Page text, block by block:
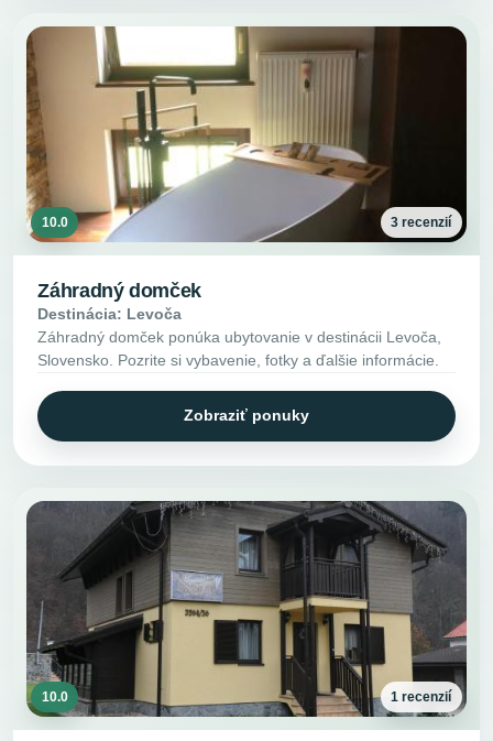
10.0 3 recenzií
Záhradný domček
Destinácia: Levoča
Záhradný domček ponúka ubytovanie v destinácii Levoča,
Slovensko. Pozrite si vybavenie, fotky a ďalšie informácie.
Zobraziť ponuky
10.0 1 recenzií